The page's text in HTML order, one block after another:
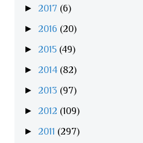
► 2017 (6)
► 2016 (20)
► 2015 (49)
► 2014 (82)
► 2013 (97)
► 2012 (109)
► 2011 (297)